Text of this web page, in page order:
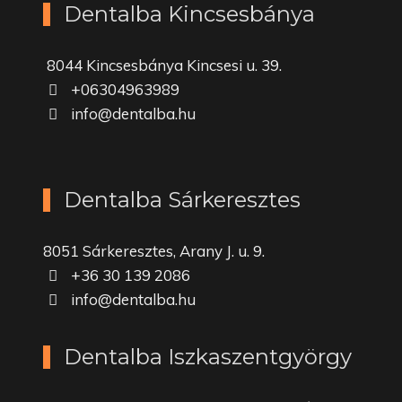
Dentalba Kincsesbánya
8044 Kincsesbánya Kincsesi u. 39.
+06304963989
info@dentalba.hu
Dentalba Sárkeresztes
8051 Sárkeresztes, Arany J. u. 9.
+36 30 139 2086
info@dentalba.hu
Dentalba Iszkaszentgyörgy